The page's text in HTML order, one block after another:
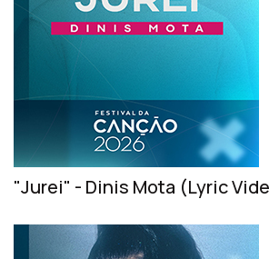
"Jurei" - Dinis Mota (Lyric